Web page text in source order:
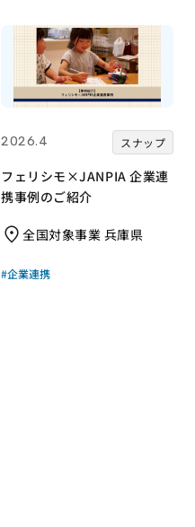
2026.4 スナップ
フェリシモ×JANPIA 企業連
携事例のご紹介
全国対象事業 兵庫県
#企業連携